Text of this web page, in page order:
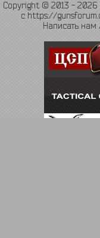
Copyright © 2013 - 2026
с https://
Написать нам